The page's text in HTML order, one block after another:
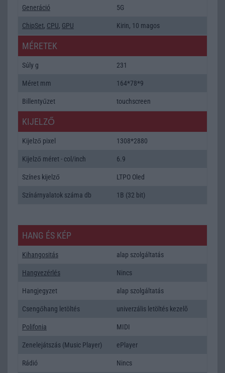
Generáció 5G
ChipSet, CPU, GPU Kirin, 10 magos
MÉRETEK
Súly g 231
Méret mm 164*78*9
Billentyűzet touchscreen
KIJELZŐ
Kijelző pixel 1308*2880
Kijelző méret - col/inch 6.9
Színes kijelző LTPO Oled
Színárnyalatok száma db 1B (32 bit)
HANG ÉS KÉP
Kihangositás alap szolgáltatás
Hangvezérlés Nincs
Hangjegyzet alap szolgáltatás
Csengőhang letöltés univerzális letöltés kezelõ
Polifonia MIDI
Zenelejátszás (Music Player) ePlayer
Rádió Nincs